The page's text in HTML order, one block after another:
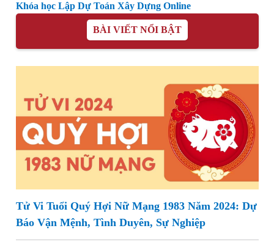
Khóa học Lập Dự Toán Xây Dựng Online
BÀI VIẾT NỔI BẬT
Tử Vi Tuổi Quý Hợi Nữ Mạng 1983 Năm 2024: Dự
Báo Vận Mệnh, Tình Duyên, Sự Nghiệp